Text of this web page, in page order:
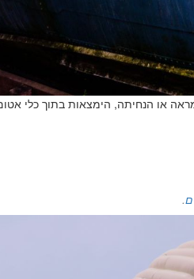
או הנחיתה, הימצאות בתוך כלי
.